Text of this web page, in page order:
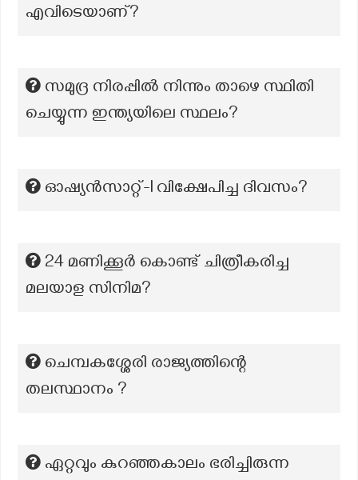
എവിടെയാണ്?
സമുദ്ര നിരപ്പില്‍ നിന്നും താഴെ സ്ഥിതി
ചെയ്യുന്ന ഇന്ത്യയിലെ സ്ഥലം?
ഓഷ്യന്‍സാറ്റ്-I വിക്ഷേപിച്ച ദിവസം?
24 മണിക്കൂര്‍ കൊണ്ട് ചിത്രീകരിച്ച
മലയാള സിനിമ?
ചെമ്പകശ്ശേരി രാജ്യത്തിന്റെ
തലസ്ഥാനം ?
ഏറ്റവും കുറഞ്ഞകാലം ഭരിച്ചിരുന്ന